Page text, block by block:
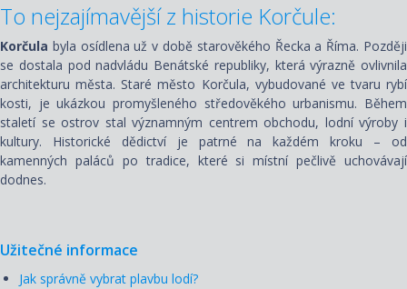
To nejzajímavější z historie Korčule:
Korčula byla osídlena už v době starověkého Řecka a Říma. Později
se dostala pod nadvládu Benátské republiky, která výrazně ovlivnila
architekturu města. Staré město Korčula, vybudované ve tvaru rybí
kosti, je ukázkou promyšleného středověkého urbanismu. Během
staletí se ostrov stal významným centrem obchodu, lodní výroby i
kultury. Historické dědictví je patrné na každém kroku – od
kamenných paláců po tradice, které si místní pečlivě uchovávají
dodnes.
Užitečné informace
Jak správně vybrat plavbu lodí?